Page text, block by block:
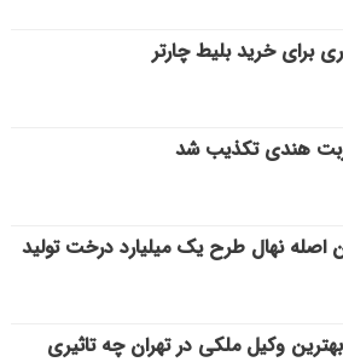
برای خرید بلیط چارتر
هندی تکذیب شد
اصله نهال طرح یک میلیارد درخت تولید
وکیل ملکی در تهران چه تاثیری